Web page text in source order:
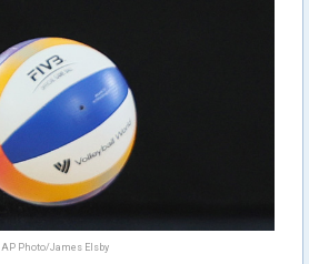
AP Photo/James Elsby